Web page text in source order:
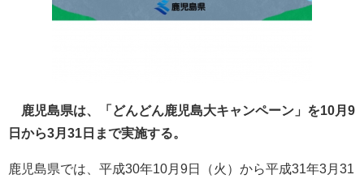
鹿児島県は、「どんどん鹿児島大キャンペーン」を10月9
日から3月31日まで実施する。
鹿児島県では、平成30年10月9日（火）から平成31年3月31